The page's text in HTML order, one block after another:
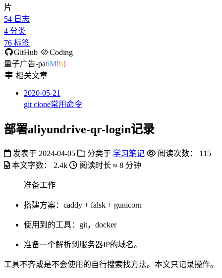
片
54 日志
4 分类
76 标签
GitHub
Coding
量子广告-passion7
相关文章
2020-05-21
git clone常用命令
部署aliyundrive-qr-login记录
发表于 2024-04-05 分类于 学习笔记 阅读次数：
115
本文字数：
2.4k 阅读时长 ≈ 8 分钟
准备工作
搭建方案：caddy + falsk + gunicorn
使用到的工具：git，docker
准备一个解析到服务器IP的域名。
工具不齐或是不会使用的自行搜索找方法。本文只记录操作。